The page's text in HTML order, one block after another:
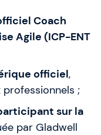
Coach
Agile (ICP-ENT
officiel,
;
sur la
par Gladwell